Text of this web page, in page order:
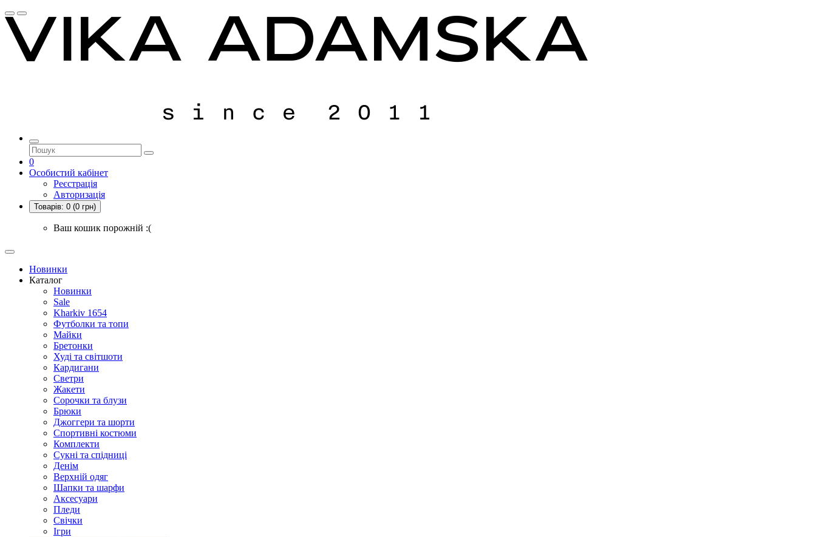
0
Особистий кабінет
Реєстрація
Авторизація
Товарів: 0 (0 грн)
Ваш кошик порожній :(
Новинки
Каталог
Новинки
Sale
Kharkiv 1654
Футболки та топи
Майки
Бретонки
Худі та світшоти
Кардигани
Светри
Жакети
Сорочки та блузи
Брюки
Джоггери та шорти
Спортивні костюми
Комплекти
Сукні та спідниці
Денім
Верхній одяг
Шапки та шарфи
Аксесуари
Пледи
Свічки
Ігри